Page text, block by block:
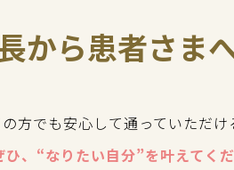
から患者さま
方でも安心して通っていただ
ひ、“なりたい自分”を叶えてく